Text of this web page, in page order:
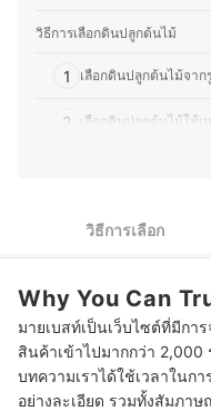
ความชื่นชอบก
สวน ปรับภูมิทั
ชีวิตร่วมกับธร
ประวัติของ
วิธีการเลือกดินปลูกต้นไม้
1 เลือกดินปลูกต้นไม้จา
2 เลือกดินปลูกต้นไม้ให้เ
วิธีการเลือก
Why You Can
มายเบสท์เป็นเว็บไซต์ที่มีก
สินค้าเข้าไปมากกว่า 2,000
บทความเราได้ใช้เวลาในก
อย่างละเอียด รวมทั้งสัมภา